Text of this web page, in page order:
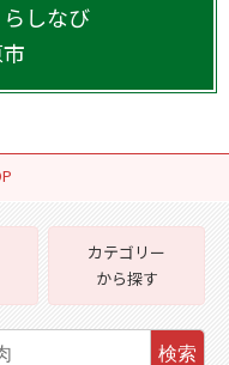
しなび
カテゴリー
から探す
検索